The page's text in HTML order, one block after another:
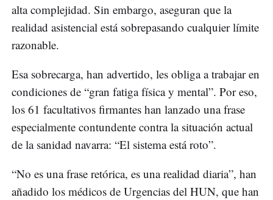
alta complejidad. Sin embargo, aseguran que la
realidad asistencial está sobrepasando cualquier límite
razonable.
Esa sobrecarga, han advertido, les obliga a trabajar en
condiciones de “gran fatiga física y mental”. Por eso,
los 61 facultativos firmantes han lanzado una frase
especialmente contundente contra la situación actual
de la sanidad navarra: “El sistema está roto”.
“No es una frase retórica, es una realidad diaria”, han
añadido los médicos de Urgencias del HUN, que han